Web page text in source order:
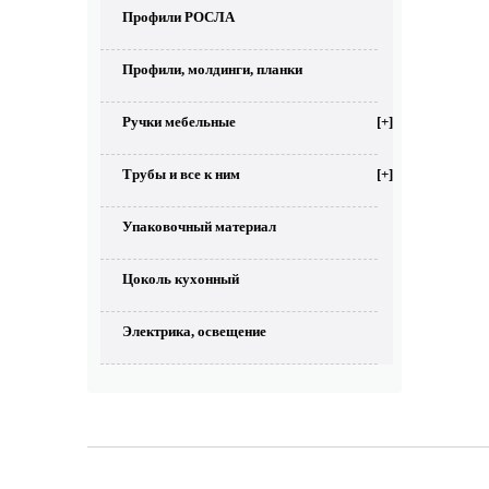
Профили РОСЛА
Профили, молдинги, планки
Ручки мебельные [+]
Трубы и все к ним [+]
Упаковочный материал
Цоколь кухонный
Электрика, освещение